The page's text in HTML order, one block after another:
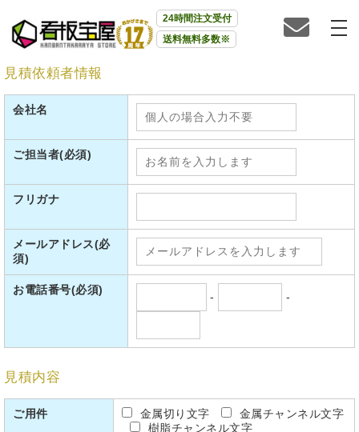
24時間注文受付
送料無料多数※
見積依頼者情報
会社名
ご担当者(必須)
フリガナ
メールアドレス(必
須)
お電話番号(必須)
- -
見積内容
ご用件 金属切り文字
金属チャンネル文字
樹脂チャンネル文字